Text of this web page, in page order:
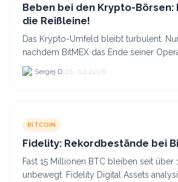
Beben bei den Krypto-Börsen:
die Reißleine!
Das Krypto-Umfeld bleibt turbulent.
nachdem BitMEX das Ende seiner
September 2026 bekannt gegeben hat,
nächste gr...
Sergej D.26. Jul 2026
BITCOIN
Fidelity: Rekordbestände bei
Fast 15 Millionen BTC bleiben seit über
unbewegt. Fidelity Digital Assets